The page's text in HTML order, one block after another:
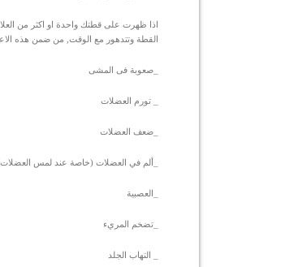
اذا ظهرت على قطتك واحدة او اكثر من
القطة وتتدهور مع الوقت, من ضمن هذه
_صعوبة فى المشى
_ تورم العضلات
_ضعف العضلات
_ألم في العضلات (خاصة عند لمس
_العصبية
_تضخم المريء
_ التهاب الجلد